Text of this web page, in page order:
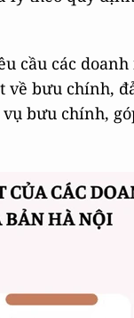
cầu các
về bưu chính,
bưu chính,